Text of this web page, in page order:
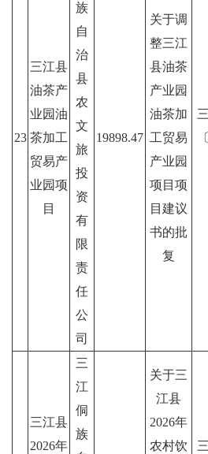
23
三江县
油茶产
业园油
茶加工
贸易产
业园项
目
族
自
治
县
农
文
旅
投
资
有
限
责
任
公
司
19898.47
关于调
整三江
县油茶
产业园
油茶加
工贸易
产业园
项目项
目建议
书的批
复
三江县
2026年
三
江
侗
族
关于三
江县
2026年
农村饮